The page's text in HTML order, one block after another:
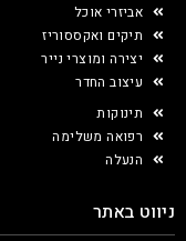
אביזרי אוכל
תיקים ואקססוריז
יצירה ומוצרי נייר
עיצוב החדר
תינוקות
רפואה משלימה
הנעלה
ניווט באתר